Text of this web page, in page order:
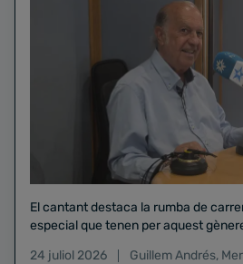
El cantant destaca la rumba de
especial que tenen per aquest
24 juliol 2026
Guillem Andrés,